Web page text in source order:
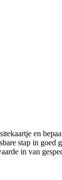
en
stap in
in van